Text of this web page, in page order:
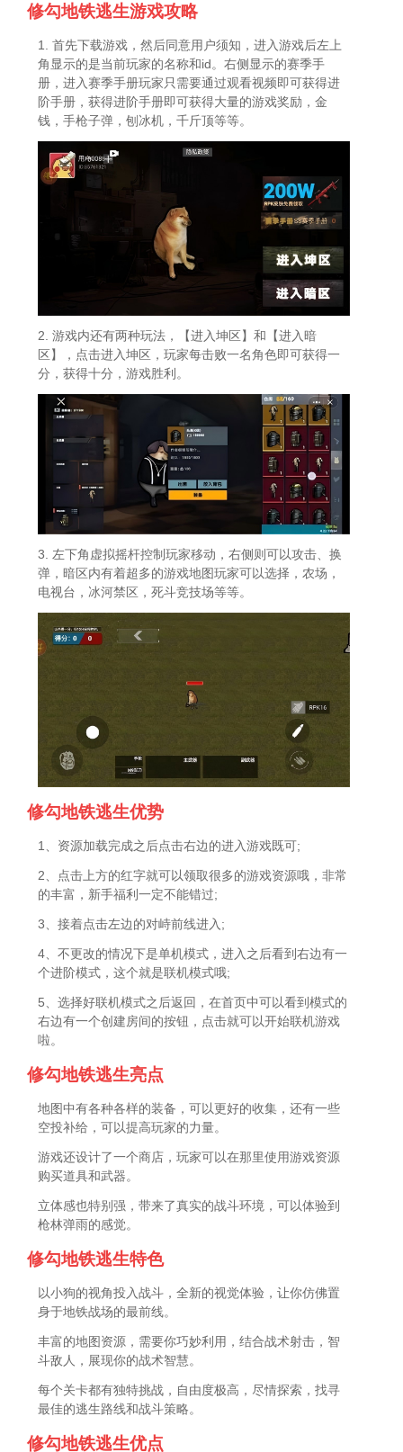
修勾地铁逃生游戏攻略
1. 首先下载游戏，然后同意用户须知，进入游戏后左上
角显示的是当前玩家的名称和id。右侧显示的赛季手
册，进入赛季手册玩家只需要通过观看视频即可获得进
阶手册，获得进阶手册即可获得大量的游戏奖励，金
钱，手枪子弹，刨冰机，千斤顶等等。
2. 游戏内还有两种玩法，【进入坤区】和【进入暗
区】，点击进入坤区，玩家每击败一名角色即可获得一
分，获得十分，游戏胜利。
3. 左下角虚拟摇杆控制玩家移动，右侧则可以攻击、换
弹，暗区内有着超多的游戏地图玩家可以选择，农场，
电视台，冰河禁区，死斗竞技场等等。
修勾地铁逃生优势
1、资源加载完成之后点击右边的进入游戏既可;
2、点击上方的红字就可以领取很多的游戏资源哦，非常
的丰富，新手福利一定不能错过;
3、接着点击左边的对峙前线进入;
4、不更改的情况下是单机模式，进入之后看到右边有一
个进阶模式，这个就是联机模式哦;
5、选择好联机模式之后返回，在首页中可以看到模式的
右边有一个创建房间的按钮，点击就可以开始联机游戏
啦。
修勾地铁逃生亮点
地图中有各种各样的装备，可以更好的收集，还有一些
空投补给，可以提高玩家的力量。
游戏还设计了一个商店，玩家可以在那里使用游戏资源
购买道具和武器。
立体感也特别强，带来了真实的战斗环境，可以体验到
枪林弹雨的感觉。
修勾地铁逃生特色
以小狗的视角投入战斗，全新的视觉体验，让你仿佛置
身于地铁战场的最前线。
丰富的地图资源，需要你巧妙利用，结合战术射击，智
斗敌人，展现你的战术智慧。
每个关卡都有独特挑战，自由度极高，尽情探索，找寻
最佳的逃生路线和战斗策略。
修勾地铁逃生优点